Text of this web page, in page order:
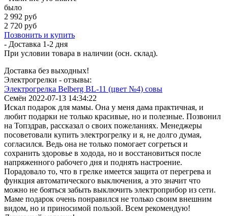
было
2 992 руб
2 720 руб
Позвонить и купить
- Доставка 1-2 дня
При условии товара в наличии (осн. склад).
Доставка без выходных!
Электрогрелки - отзывы:
Электрогрелка Belberg BL-11 (цвет №4) совы
Семён 2022-07-13 14:34:22
Искал подарок для мамы. Она у меня дама практичная, и
любит подарки не только красивые, но и полезные. Позвонил
на Топздрав, рассказал о своих пожеланиях. Менеджеры
посоветовали купить электрогрелку и я, не долго думая,
согласился. Ведь она не только помогает согреться и
сохранить здоровье в ходода, но и восстановиться после
напряженного рабочего дня и поднять настроение.
Порадовало то, что в грелке имеется защита от перегрева и
функция автоматического выключения, а это значит что
можно не бояться забыть выключить электроприбор из сети.
Маме подарок очень понравился не только своим внешним
видом, но и приносимой пользой. Всем рекомендую!